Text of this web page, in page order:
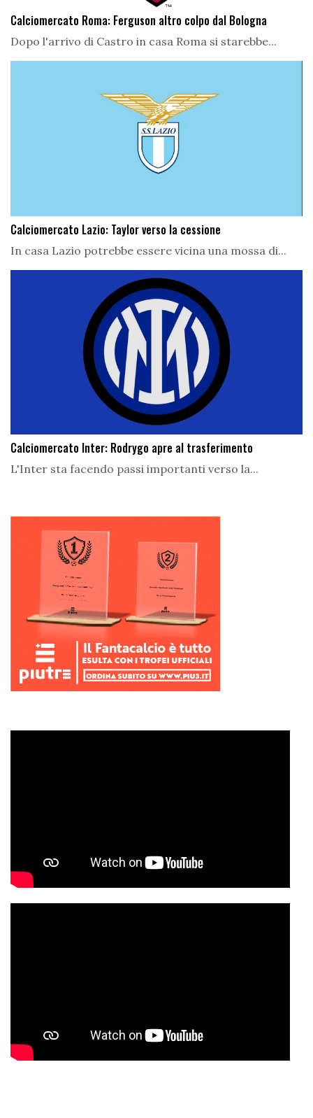
Calciomercato Roma: Ferguson altro colpo dal Bologna
Dopo l'arrivo di Castro in casa Roma si starebbe...
Calciomercato Lazio: Taylor verso la cessione
In casa Lazio potrebbe essere vicina una mossa di...
Calciomercato Inter: Rodrygo apre al trasferimento
L'Inter sta facendo passi importanti verso la...